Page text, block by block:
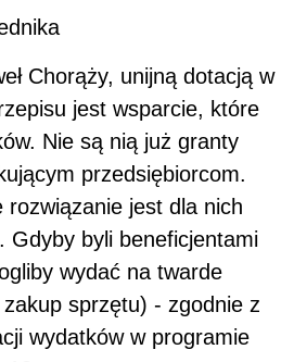
Chorąży, unijną dotacją w
jest wsparcie, które
Nie są nią już granty
przedsiębiorcom.
rozwiązanie jest dla nich
Gdyby byli beneficjentami
wydać na twarde
sprzętu) - zgodnie z
wydatków w programie